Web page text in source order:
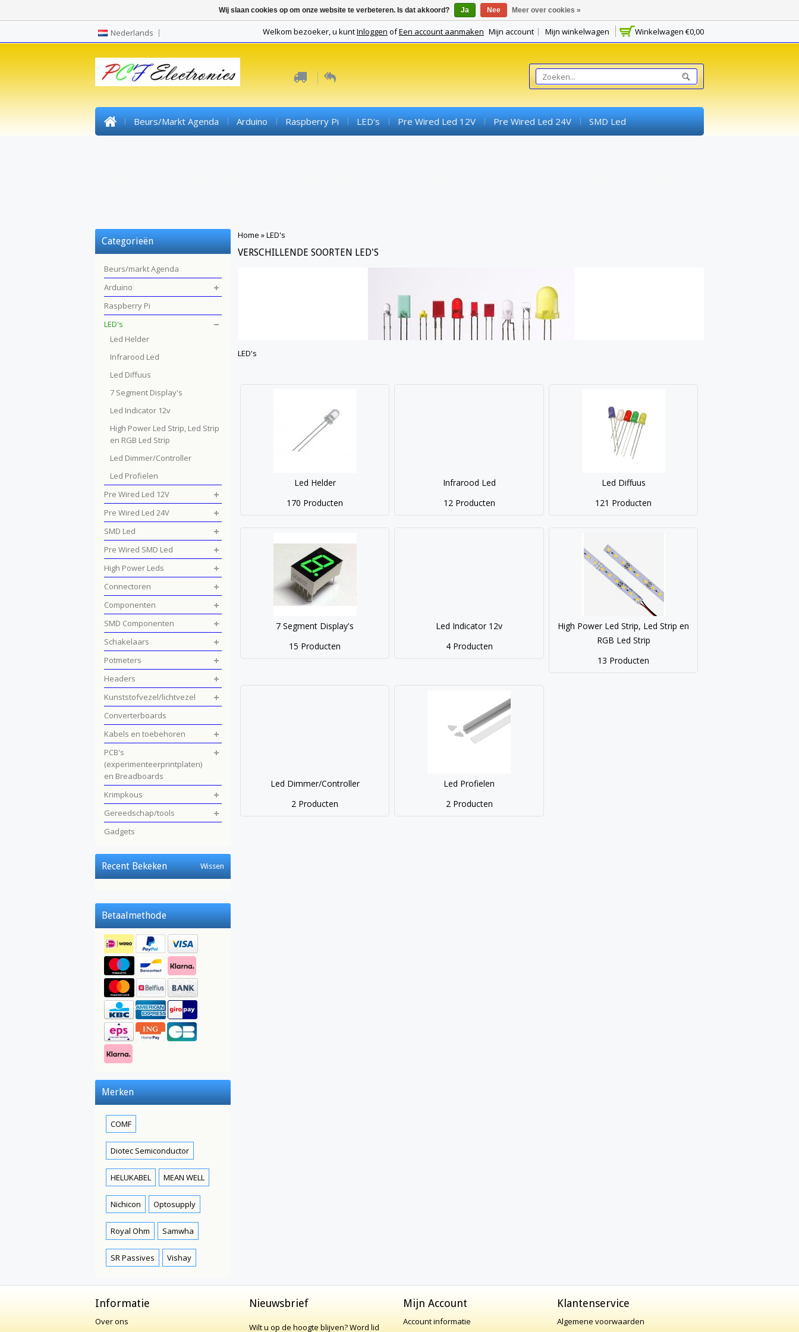
Nederlands Winkelwagen €0,00
Welkom bezoeker, u kuntInloggen ofEen account aanmaken Mijn account Mijn winkelwagen
Beurs/markt Agenda Arduino Raspberry Pi LED's Pre Wired Led 12V Pre Wired Led 24V SMD Led
Home »LED's
VERSCHILLENDE SOORTEN LED'S
LED's
Led Helder
170 Producten
Infrarood Led
12 Producten
Led Diffuus
121 Producten
7 Segment Display's
15 Producten
Led Indicator 12v
4 Producten
High Power Led Strip, Led Strip en
RGB Led Strip
13 Producten
Led Dimmer/Controller
2 Producten
Led Profielen
2 Producten
Categorieën
Beurs/markt Agenda
Arduino
Raspberry Pi
LED's
Led Helder
Infrarood Led
Led Diffuus
7 Segment Display's
Led Indicator 12v
High Power Led Strip, Led Strip
en RGB Led Strip
Led Dimmer/Controller
Led Profielen
Pre Wired Led 12V
Pre Wired Led 24V
SMD Led
Pre Wired SMD Led
High Power Leds
Connectoren
Componenten
SMD Componenten
Schakelaars
Potmeters
Headers
Kunststofvezel/lichtvezel
Converterboards
Kabels en toebehoren
PCB's
(experimenteerprintplaten)
en Breadboards
Krimpkous
Gereedschap/tools
Gadgets
Recent Bekeken Wissen
Betaalmethode
Merken
COMF
Diotec Semiconductor
HELUKABEL MEAN WELL
Nichicon Optosupply
Royal Ohm Samwha
SR Passives Vishay
Informatie
Over ons
Nieuwsbrief
Wilt u op de hoogte blijven?Word lid
Mijn Account
Account informatie
Klantenservice
Algemene voorwaarden
Wij slaan cookies op om onze website te verbeteren. Is dat akkoord? Ja Nee Meer over cookies »